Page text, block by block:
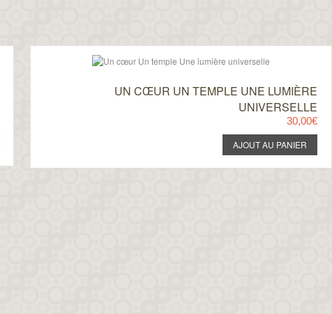
UN CŒUR UN TEMPLE UNE LUMIÈRE
UNIVERSELLE
30,00€